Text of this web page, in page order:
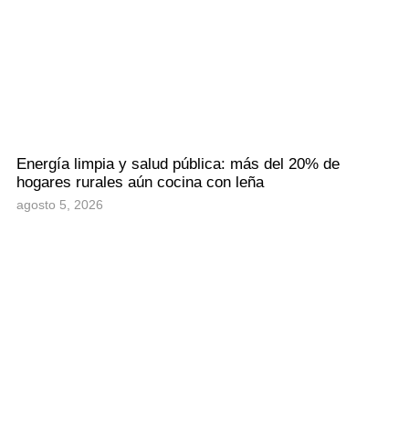
Energía limpia y salud pública: más del 20% de
hogares rurales aún cocina con leña
agosto 5, 2026